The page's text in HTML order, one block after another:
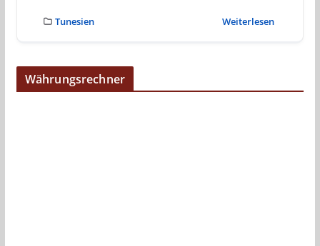
Tunesien Weiterlesen
Währungsrechner